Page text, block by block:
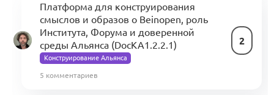
Платформа для конструирования
смыслов и образов о Beinopen, роль
Института, Форума и доверенной
среды Альянса (DocKA1.2.2.1)
Конструирование Альянса
2
5 комментариев